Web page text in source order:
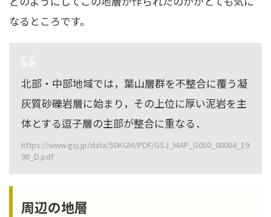
なるところです。
北部・中部地域では，葉山層群を不整合に覆う凝
灰質砂礫岩層に始まり，その上位に厚い泥岩を主
体とする逗子層の主部が整合に重なる．
https://www.gsj.jp/data/50KGM/PDF/GSJ_MAP_G050_08084_19
98_D.pdf
周辺の地層